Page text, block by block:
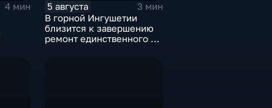
4 мин
5 августа
3 мин
В горной Ингушетии
близится к завершению
ремонт единственного в